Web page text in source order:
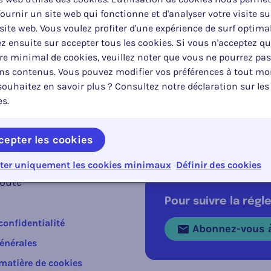
à jour le : Type:
Arrêté ministériel
de cookies
Pour suivre la
Abonnez-vous
un site web qui fonctionne et d'analyser votre visite
web. Vous voulez profiter d'une expérience de surf
ensuite sur accepter tous les cookies. Si vous n'acceptez
minimal de cookies, veuillez noter que vous ne pourrez
contenus. Vous pouvez modifier vos préférences à tout
en savoir plus ? Consultez notre déclaration sur les
les cookies
uniquement les cookies minimaux Définir des cookies